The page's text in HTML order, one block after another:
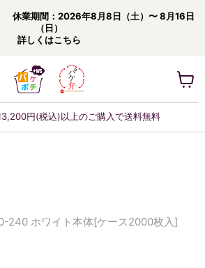
休業期間：2026年8月8日（土）〜 8月16日
（日）
詳しくはこちら
円(税込)以上のご購入で送料無料
ー
240 ホワイト本体[ケース2000枚入]